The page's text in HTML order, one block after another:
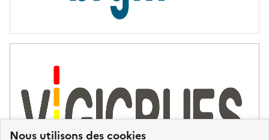
Nous utilisons des cookies